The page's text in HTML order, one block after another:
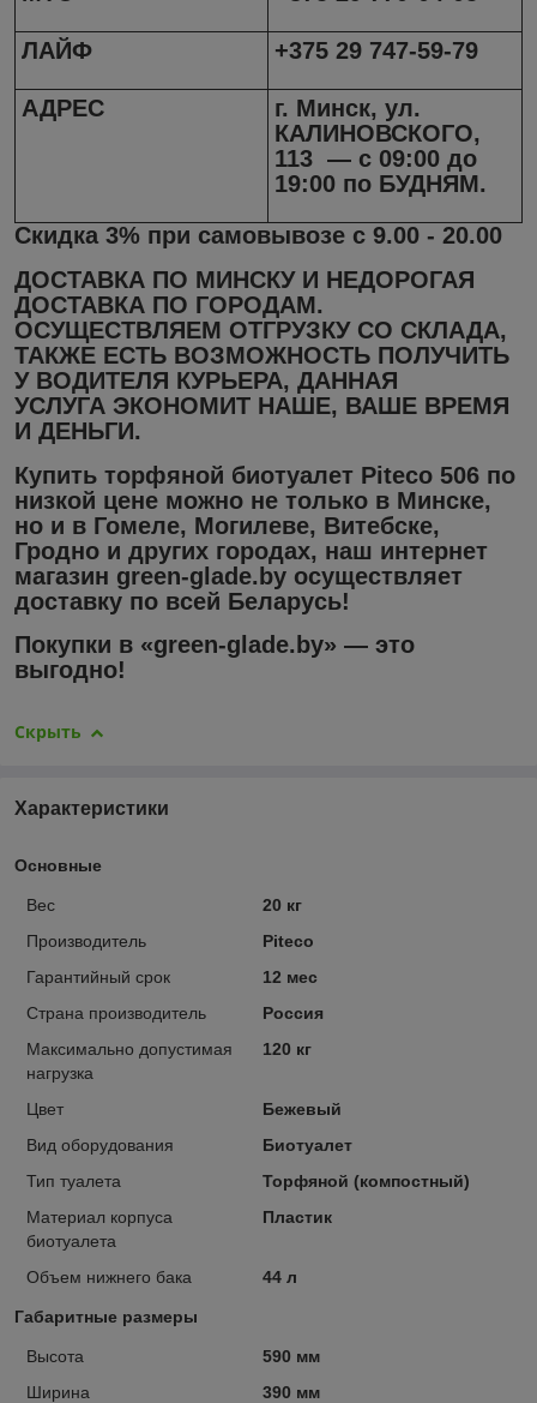
ЛАЙФ +375 29 747-59-79
АДРЕС
г. Минск, ул.
КАЛИНОВСКОГО,
113 — с 09:00 до
19:00 по БУДНЯМ.
Скидка 3% при самовывозе с 9.00 - 20.00
ДОСТАВКА ПО МИНСКУ И НЕДОРОГАЯ
ДОСТАВКА ПО ГОРОДАМ.
ОСУЩЕСТВЛЯЕМ ОТГРУЗКУ СО СКЛАДА,
ТАКЖЕ ЕСТЬ ВОЗМОЖНОСТЬ ПОЛУЧИТЬ
У ВОДИТЕЛЯ КУРЬЕРА, ДАННАЯ
УСЛУГА ЭКОНОМИТ НАШЕ, ВАШЕ ВРЕМЯ
И ДЕНЬГИ.
Купить торфяной биотуалет Piteco 506 по
низкой цене можно не только в Минске,
но и в Гомеле, Могилеве, Витебске,
Гродно и других городах, наш интернет
магазин green-glade.by осуществляет
доставку по всей Беларусь!
Покупки в «green-glade.by» — это
выгодно!
Скрыть
Характеристики
Основные
Вес
20 кг
Производитель
Piteco
Гарантийный срок
12 мес
Страна производитель
Россия
Максимально допустимая
нагрузка
120 кг
Цвет
Бежевый
Вид оборудования
Биотуалет
Тип туалета
Торфяной (компостный)
Материал корпуса
биотуалета
Пластик
Объем нижнего бака 44 л
Габаритные размеры
Высота
590 мм
Ширина
390 мм